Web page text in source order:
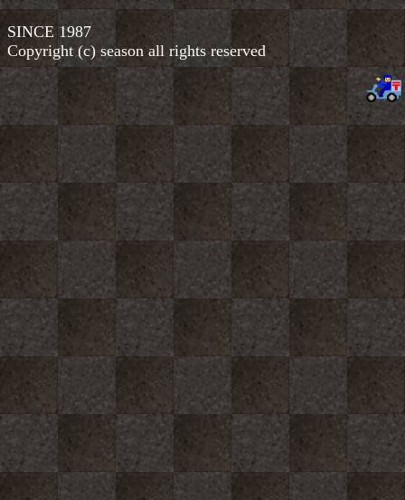
SINCE 1987
Copyright (c) season all rights reserved